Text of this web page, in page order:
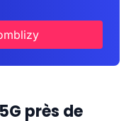
près de